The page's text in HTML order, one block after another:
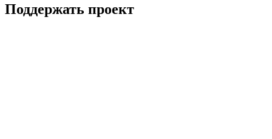
Поддержать проект